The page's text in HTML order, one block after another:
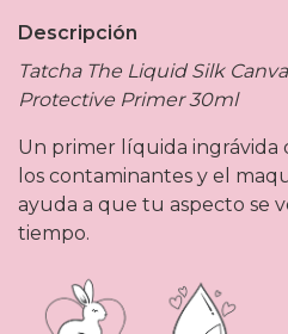
Descripción
Tatcha The Liquid Silk
Protective Primer 30ml
Un primer líquida
los contaminantes y el
ayuda a que tu aspecto se
tiempo.